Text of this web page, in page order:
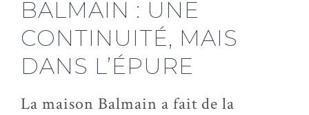
BALMAIN : UNE
CONTINUITÉ, MAIS
DANS L’ÉPURE
La maison Balmain a fait de la